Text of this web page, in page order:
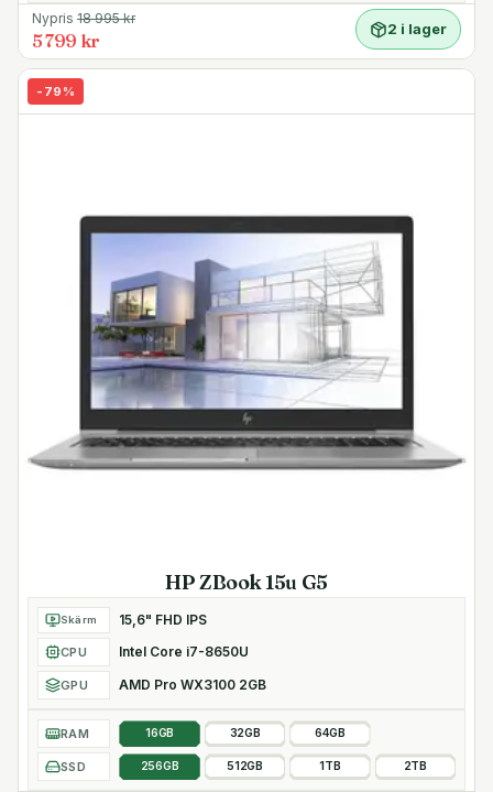
Andra funktioner
- 64-bitars Windows 10 Pro förinstallerat
- 720p HD-webbkamera med IR-sensor för Windows
Hello ansiktsigenkänningsstöd
batterikapaciteten på under en timme
Nypris 18 995kr
5 799 kr
2 i lager
- 79 %
HP ZBook 15u G5
Skärm 15,6" FHD IPS
CPU Intel Core i7-8650U
GPU AMD Pro WX3100 2GB
RAM 16GB 32GB 64GB
SSD 256GB 512GB 1TB 2TB